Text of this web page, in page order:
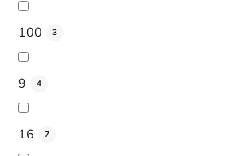
100 3
9 4
16 7